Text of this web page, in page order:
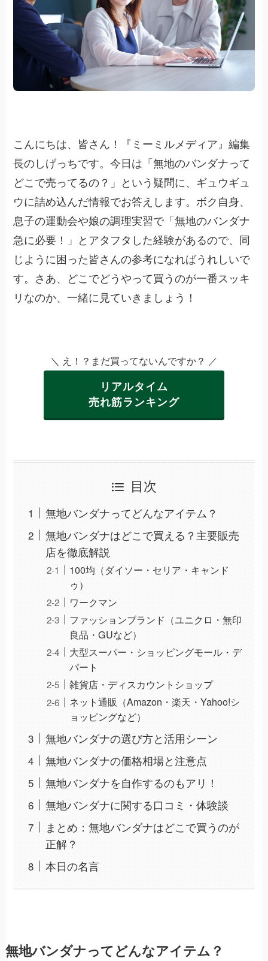
こんにちは、皆さん！『ミーミルメディア』編集
長のしげっちです。今日は「無地のバンダナって
どこで売ってるの？」という疑問に、ギュウギュ
ウに詰め込んだ情報でお答えします。ボク自身、
息子の運動会や娘の調理実習で「無地のバンダナ
急に必要！」とアタフタした経験があるので、同
じように困った皆さんの参考になればうれしいで
す。さあ、どこでどうやって買うのが一番スッキ
リなのか、一緒に見ていきましょう！
＼ え！？まだ買ってないんですか？ ／
リアルタイム
売れ筋ランキング
目次
無地バンダナってどんなアイテム？
無地バンダナはどこで買える？主要販売
店を徹底解説
100均（ダイソー・セリア・キャンド
ゥ）
ワークマン
ファッションブランド（ユニクロ・無印
良品・GUなど）
大型スーパー・ショッピングモール・デ
パート
雑貨店・ディスカウントショップ
ネット通販（Amazon・楽天・Yahoo!シ
ョッピングなど）
無地バンダナの選び方と活用シーン
無地バンダナの価格相場と注意点
無地バンダナを自作するのもアリ！
無地バンダナに関する口コミ・体験談
まとめ：無地バンダナはどこで買うのが
正解？
本日の名言
無地バンダナってどんなアイテム？